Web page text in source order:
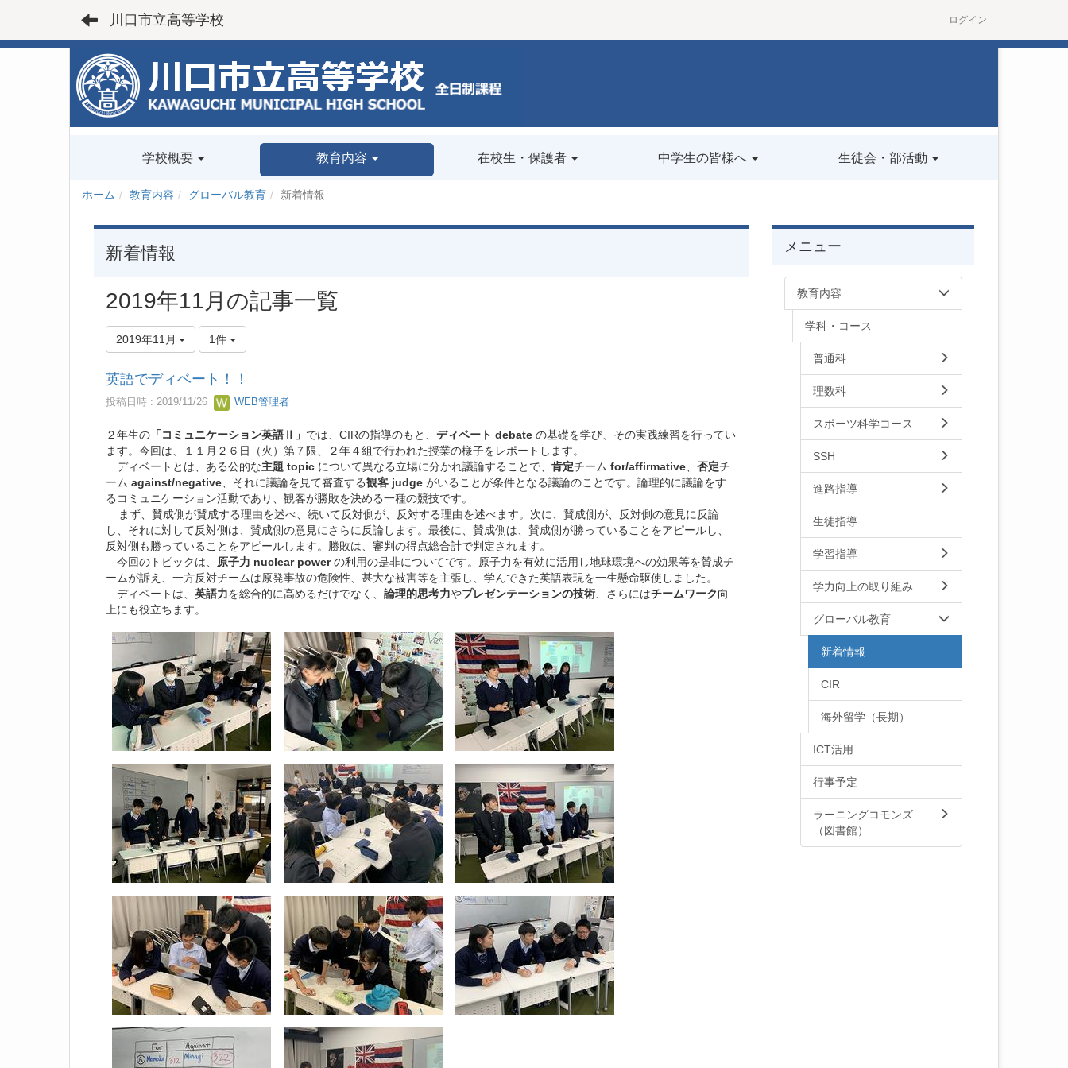
川口市立高等学校 ログイン
学校概要 教育内容 在校生・保護者 中学生の皆様へ 生徒会・部活動
ホーム 教育内容 グローバル教育 新着情報
新着情報
2019年11月の記事一覧
2019年11月 1件
英語でディベート！！
投稿日時 : 2019/11/26 WEB管理者
２年生の 「コミュニケーション英語Ⅱ」 では、CIRの指導のもと、 ディベート debate の基礎を学び、その実践練習を行ってい
ます。今回は、１１月２６日（火）第７限、２年４組で行われた授業の様子をレポートします。
ディベートとは、ある公的な主題 topic について異なる立場に分かれ議論することで、 肯定チーム for/affirmative 否定チ
ーム against/negative 、それに議論を見て審査する観客 judge がいることが条件となる議論のことです。論理的に議論をす
るコミュニケーション活動であり、観客が勝敗を決める一種の競技です。
まず、賛成側が賛成する理由を述べ、続いて反対側が、反対する理由を述べます。次に、賛成側が、反対側の意見に反論
し、それに対して反対側は、賛成側の意見にさらに反論します。最後に、賛成側は、賛成側が勝っていることをアピールし、
反対側も勝っていることをアピールします。勝敗は、審判の得点総合計で判定されます。
今回のトピックは、 原子力 nuclear powerの利用の是非についてです。原子力を有効に活用し地球環境への効果等を賛成チ
ームが訴え、一方反対チームは原発事故の危険性、甚大な被害等を主張し、学んできた英語表現を一生懸命駆使しました。
ディベートは、 英語力を総合的に高めるだけでなく、 論理的思考力やプレゼンテーションの技術 、さらにはチームワーク向
上にも役立ちます。
メニュー
教育内容
学科・コース
普通科
理数科
スポーツ科学コース
SSH
進路指導
生徒指導
学習指導
学力向上の取り組み
グローバル教育
新着情報
CIR
海外留学（長期）
ICT活用
行事予定
ラーニングコモンズ
（図書館）